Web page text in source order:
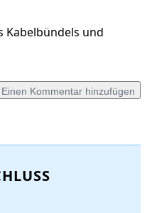
Kabelbündels und
Einen Kommentar hinzufügen